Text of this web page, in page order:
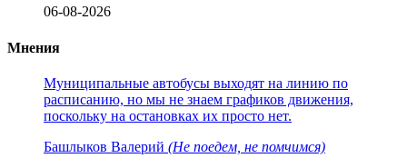
06-08-2026
Мнения
Муниципальные автобусы выходят на линию по
расписанию, но мы не знаем графиков движения,
поскольку на остановках их просто нет.
Башлыков Валерий (Не поедем, не помчимся)